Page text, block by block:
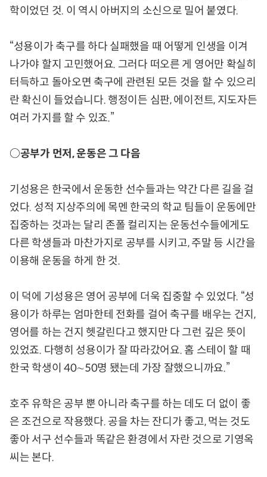
학이었던 것. 이 역시 아버지의 소신으로 밀어 붙였다.
“성용이가 축구를 하다 실패했을 때 어떻게 인생을 이겨
나가야 할지 고민했어요. 그러다 떠오른 게 영어만 확실히
터득하고 돌아오면 축구에 관련된 모든 것을 할 수 있으리
란 확신이 들었습니다. 행정이든 심판, 에이전트, 지도자든
여러 가지를 할 수 있죠.”
○공부가 먼저, 운동은 그 다음
기성용은 한국에서 운동한 선수들과는 약간 다른 길을 걸
었다. 성적 지상주의에 목멘 한국의 학교 팀들이 운동에만
집중하는 것과는 달리 존폴 컬리지는 운동선수들에게도
다른 학생들과 마찬가지로 공부를 시키고, 주말 등 시간을
이용해 운동을 하게 한 것.
이 덕에 기성용은 영어 공부에 더욱 집중할 수 있었다. “성
용이가 하루는 엄마한테 전화를 걸어 축구를 배우는 건지,
영어를 하는 건지 헷갈린다고 했지만 다 그런 깊은 뜻이
있었죠. 다행히 성용이가 잘 따라갔어요. 홈 스테이 할 때
한국 학생이 40∼50명 됐는데 가장 잘했으니까요.”
호주 유학은 공부 뿐 아니라 축구를 하는 데도 더 없이 좋
은 조건으로 작용했다. 공을 차는 잔디가 좋고, 먹는 것도
좋아 서구 선수들과 똑같은 환경에서 자란 것으로 기영옥
씨는 본다.